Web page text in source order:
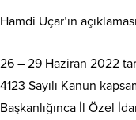
Hamdi Uçar’ın
26 – 29 Haziran 2022
4123 Sayılı Kanun
Başkanlığınca İl Özel